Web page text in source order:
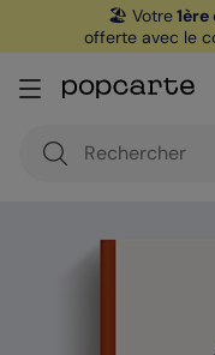
🏖️ Votre
offerte avec le